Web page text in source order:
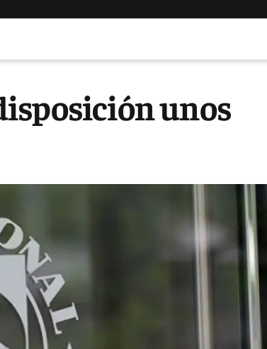
unos